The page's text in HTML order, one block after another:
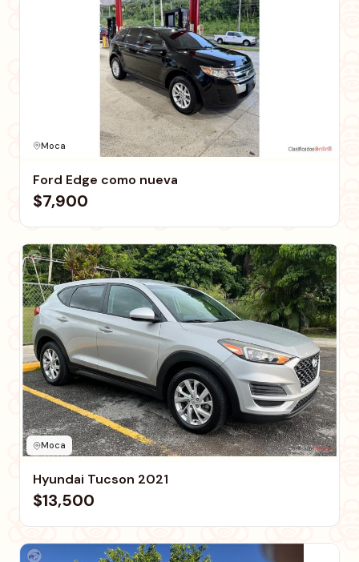
Moca
Ford Edge como nueva
$7,900
Moca
Hyundai Tucson 2021
$13,500